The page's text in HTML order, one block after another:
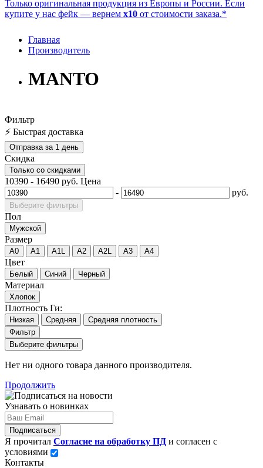
Только оригинальная продукция из Европы и России. Если
купите у нас фейк — вернем x10 от стоимости заказа.*
Главная
Производитель
MANTO
Фильтр
⚡ Быстрая доставка
Отправка за 1 день
Скидка
Только со cкидками
10390 - 16490 руб. Цена
-
руб.
Выберите фильтры
Пол
Мужской
Размер
A0 A1 A1L A2 A2L A3 A4
Цвет
Белый Синий Черный
Материал
Хлопок
Плотность Ги:
Низкая Средняя
Средняя плотность
Фильтр
Выберите фильтры
Нет ни одного товара данного производителя.
Продолжить
Узнавать о новинках
Подписаться
Я прочитал Согласие на обработку ПД и согласен с
условиями
Контакты